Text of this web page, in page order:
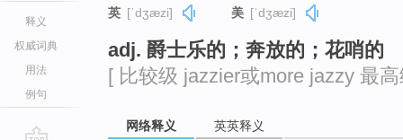
释义
权威词典
用法
例句
英 [ˈdʒæzi] 美 [ˈdʒæzi]
adj. 爵士乐的；奔放的；花哨的
[ 比较级 jazzier或more jazzy 最
网络释义 英英释义